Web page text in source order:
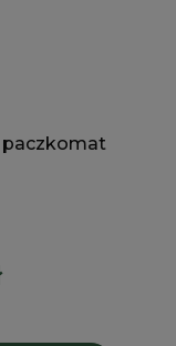
paczkomat